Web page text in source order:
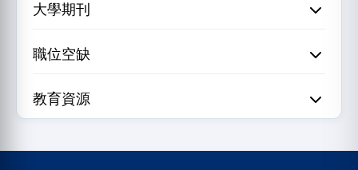
大學期刊
職位空缺
教育資源